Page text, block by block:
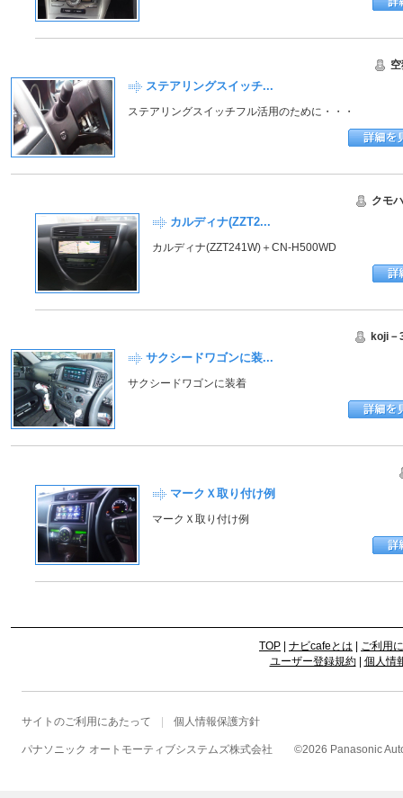
ステアリングスイッチ...
ステアリングスイッチフル活用のために・・・
クモ
カルディナ(ZZT2...
カルディナ(ZZT241W)＋CN-H500WD
koji－
サクシードワゴンに装...
サクシードワゴンに装着
マークＸ取り付け例
マークＸ取り付け例
TOP ナビcafeとは
ご利用
ユーザー登録規約| 個人情
サイトのご利用にあたって 個人情報保護方針
パナソニック オートモーティブシステムズ株式会社 ©2026 Panasonic